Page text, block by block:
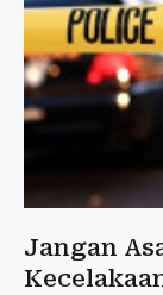
Jangan